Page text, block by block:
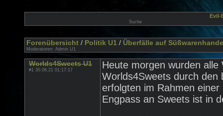
Evil-
Suche
Forenübersicht / Politik U1 / Überfälle auf
Moderatoren: Admin U1
Worlds4Sweets U1
#1 30.06.21 01:17:17
Heute morgen wurden
Worlds4Sweets durch den
erfolgten im Rahmen
Engpass an Sweets ist in